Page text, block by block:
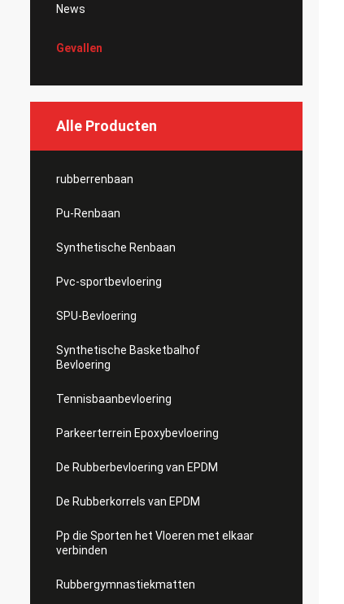
News
Gevallen
Alle Producten
rubberrenbaan
Pu-Renbaan
Synthetische Renbaan
Pvc-sportbevloering
SPU-Bevloering
Synthetische Basketbalhof
Bevloering
Tennisbaanbevloering
Parkeerterrein Epoxybevloering
De Rubberbevloering van EPDM
De Rubberkorrels van EPDM
Pp die Sporten het Vloeren met elkaar
verbinden
Rubbergymnastiekmatten